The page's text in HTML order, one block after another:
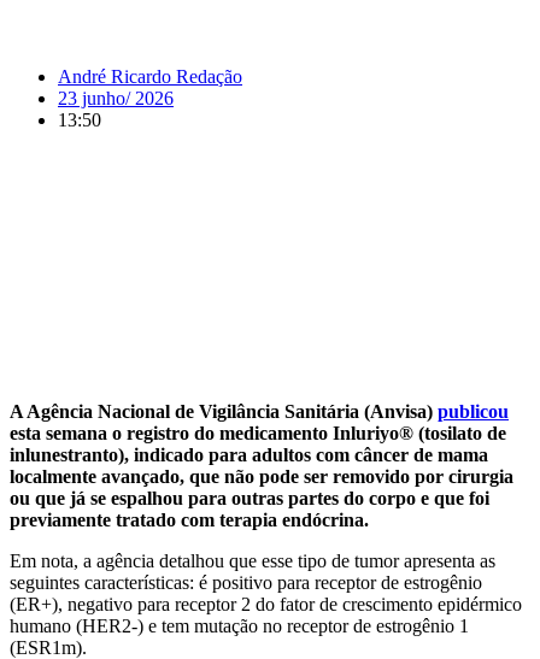
André Ricardo Redação
23 junho/ 2026
13:50
A Agência Nacional de Vigilância Sanitária (Anvisa) publicou
esta semana o registro do medicamento Inluriyo® (tosilato de
inlunestranto), indicado para adultos com câncer de mama
localmente avançado, que não pode ser removido por cirurgia
ou que já se espalhou para outras partes do corpo e que foi
previamente tratado com terapia endócrina.
Em nota, a agência detalhou que esse tipo de tumor apresenta as
seguintes características: é positivo para receptor de estrogênio
(ER+), negativo para receptor 2 do fator de crescimento epidérmico
humano (HER2-) e tem mutação no receptor de estrogênio 1
(ESR1m).